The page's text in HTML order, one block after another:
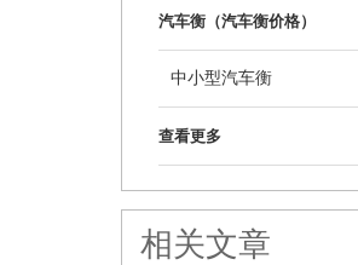
汽车衡（汽车衡价格）
中小型汽车衡
查看更多
相关文章